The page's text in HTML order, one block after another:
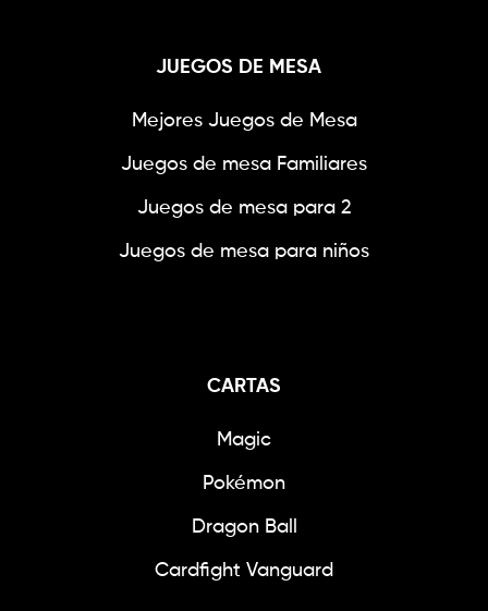
JUEGOS DE MESA
Mejores Juegos de Mesa
Juegos de mesa Familiares
Juegos de mesa para 2
Juegos de mesa para niños
CARTAS
Magic
Pokémon
Dragon Ball
Cardfight Vanguard